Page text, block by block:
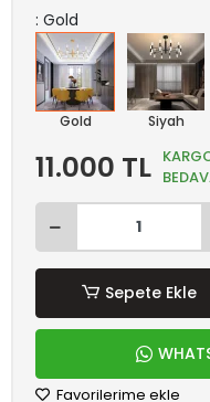
: Gold
Gold Siyah
11.000 TL
Sepete Ekle
Favorilerime ekle